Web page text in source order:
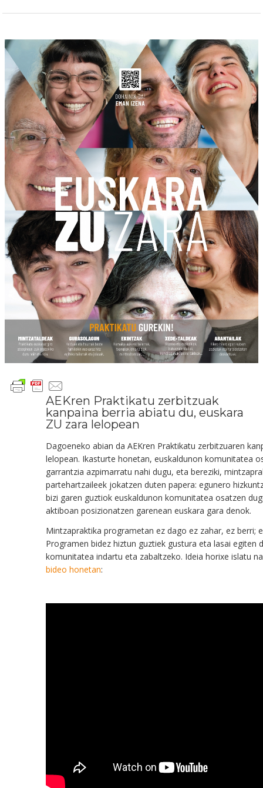
AEKren Praktikatu zerbitzuak
kanpaina berria abiatu du, euskara
ZU zara lelopean
Dagoeneko abian da AEKren Praktikatu zerbitzuaren
lelopean. Ikasturte honetan, euskaldunon komunitatea
garrantzia azpimarratu nahi dugu, eta bereziki,
partehartzaileek jokatzen duten papera: egunero
bizi garen guztiok euskaldunon komunitatea osatzen
aktiboan posizionatzen garenean euskara gara denok.
Mintzapraktika programetan ez dago ez zahar, ez berri;
Programen bidez hiztun guztiek gustura eta lasai egiten
komunitatea indartu eta zabaltzeko. Ideia horixe islatu
bideo honetan: